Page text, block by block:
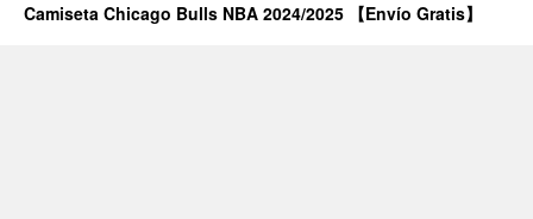
Camiseta Chicago Bulls NBA 2024/2025 【Envío Gratis】